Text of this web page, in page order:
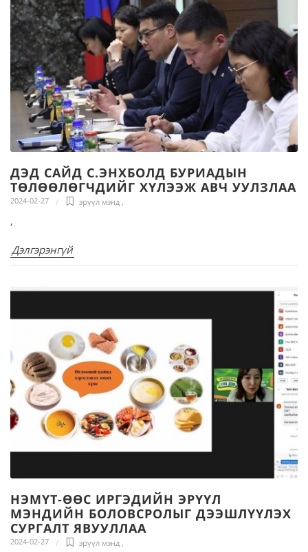
ДЭД САЙД С.ЭНХБОЛД БУРИАДЫН
ТӨЛӨӨЛӨГЧДИЙГ ХҮЛЭЭЖ АВЧ УУЛЗЛАА
2024-02-27 эрүүл мэнд ,
,
Дэлгэрэнгүй
НЭМҮТ-ӨӨС ИРГЭДИЙН ЭРҮҮЛ
МЭНДИЙН БОЛОВСРОЛЫГ ДЭЭШЛҮҮЛЭХ
СУРГАЛТ ЯВУУЛЛАА
2024-02-27 эрүүл мэнд ,